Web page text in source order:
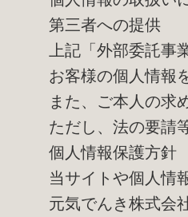
第三者への提供
上記「外部委託事
お客様の個人情報
また、ご本人の求
ただし、法の要請
個人情報保護方針
当サイトや個人情
元気でんき株式